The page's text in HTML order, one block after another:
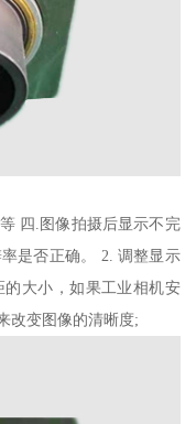
四.图像拍摄后显示不完
是否正确。 2. 调整显示
大小，如果工业相机安
改变图像的清晰度;